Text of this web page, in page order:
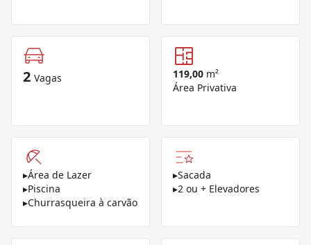
2 Vagas 119,00 m²
Área Privativa
▸Área de Lazer
▸Piscina
▸Churrasqueira à carvão
▸Sacada
▸2 ou + Elevadores